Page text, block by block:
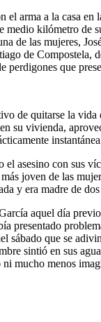
arma a la casa
kilómetro
de las mujeres,
de
perdigones que
de quitarse la
su vivienda,
asesino con sus
joven de las
y era madre de
aquel día
presentado
que se
sintió en sus
ni mucho menos